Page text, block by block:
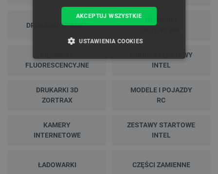
DRUKARKI 3D ANET
FLUORESCENCYJNE
MODUŁY I ZESTAWY
INTEL
DRUKARKI 3D
ZORTRAX
MODELE I POJAZDY
RC
KAMERY
INTERNETOWE
ZESTAWY STARTOWE
INTEL
ŁADOWARKI CZĘŚCI ZAMIENNE
AKCEPTUJ WSZYSTKIE
USTAWIENIA COOKIES
NIEZBĘDNE WYDAJNOŚĆ